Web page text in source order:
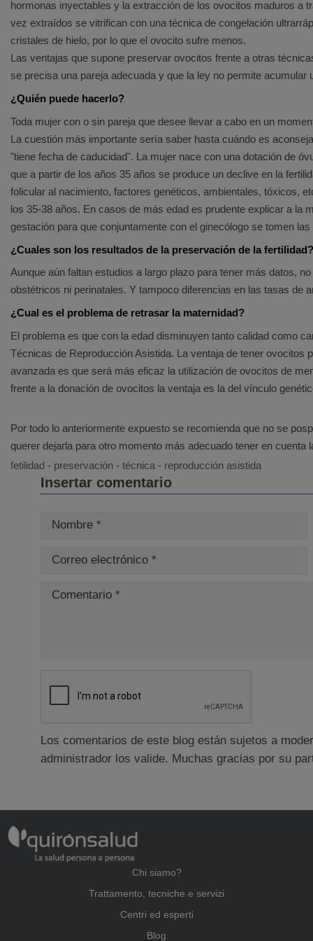
hormonas inyectables y la extracción de los ovocitos maduros a
vez extraídos se vitrifican con una técnica de congelación
cristales de hielo, por lo que el ovocito sufre menos.
Las ventajas que supone preservar ovocitos frente a otras
se precisa una pareja adecuada y que la ley no permite
¿Quién puede hacerlo?
Toda mujer con o sin pareja que desee llevar a cabo en un
La cuestión más importante sería saber hasta cuándo es
"tiene fecha de caducidad". La mujer nace con una dotación de
que a partir de los años 35 años se produce un declive en la
folicular al nacimiento, factores genéticos, ambientales, tóxicos,
los 35-38 años. En casos de más edad es prudente explicar a la
gestación para que conjuntamente con el ginecólogo se tomen
¿Cuales son los resultados de la preservación de la fertilidad?
Aunque aún faltan estudios a largo plazo para tener más datos,
obstétricos ni perinatales. Y tampoco diferencias en las tasas de
¿Cual es el problema de retrasar la maternidad?
El problema es que con la edad disminuyen tanto calidad como
Técnicas de Reproducción Asistida. La ventaja de tener ovocitos
avanzada es que será más eficaz la utilización de ovocitos de
frente a la donación de ovocitos la ventaja es la del vínculo
Por todo lo anteriormente expuesto se recomienda que no se
querer dejarla para otro momento más adecuado tener en
fetilidad - preservación - técnica - reproducción asistida
Insertar comentario
Nombre *
Correo electrónico *
Comentario *
Los comentarios de este blog están sujetos a
administrador los valide. Muchas gracias por su
Chi siamo?
Trattamento, tecniche e servizi
Centri ed esperti
Blog